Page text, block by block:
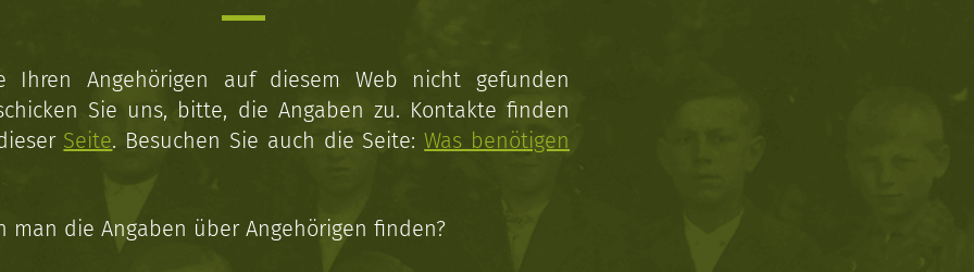
Ihren Angehörigen auf diesem Web nicht gefunden
Sie uns, bitte, die Angaben zu. Kontakte finden
Seite. Besuchen Sie auch die Seite:Was benötigen
man die Angaben über Angehörigen finden?